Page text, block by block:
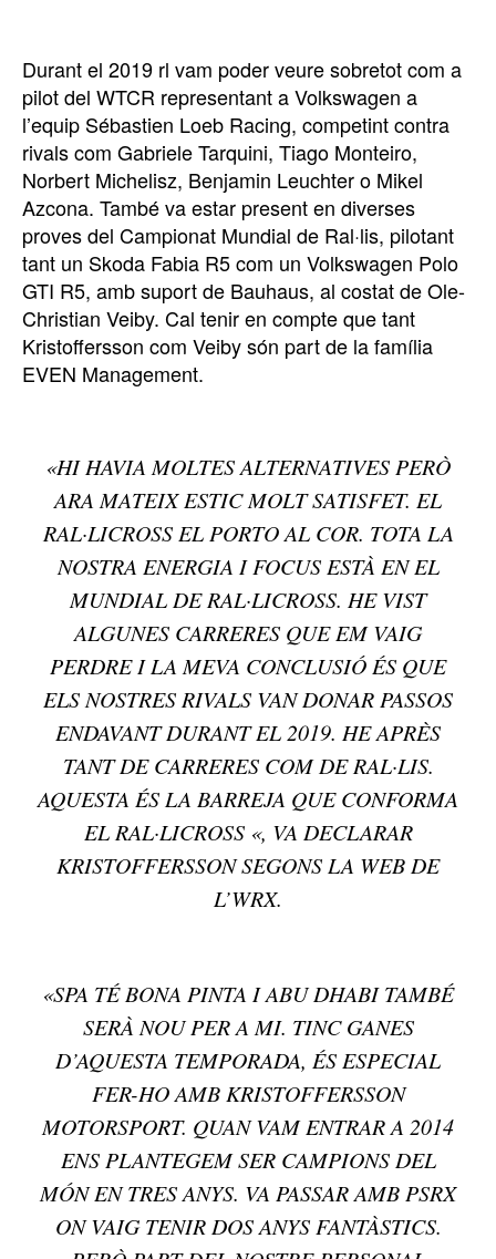
Durant el 2019 rl vam poder veure sobretot com a
pilot del WTCR representant a Volkswagen a
l’equip Sébastien Loeb Racing, competint contra
rivals com Gabriele Tarquini, Tiago Monteiro,
Norbert Michelisz, Benjamin Leuchter o Mikel
Azcona. També va estar present en diverses
proves del Campionat Mundial de Ral·lis, pilotant
tant un Skoda Fabia R5 com un Volkswagen Polo
GTI R5, amb suport de Bauhaus, al costat de Ole-
Christian Veiby. Cal tenir en compte que tant
Kristoffersson com Veiby són part de la família
EVEN Management.
«HI HAVIA MOLTES ALTERNATIVES PERÒ
ARA MATEIX ESTIC MOLT SATISFET. EL
RAL·LICROSS EL PORTO AL COR. TOTA LA
NOSTRA ENERGIA I FOCUS ESTÀ EN EL
MUNDIAL DE RAL·LICROSS. HE VIST
ALGUNES CARRERES QUE EM VAIG
PERDRE I LA MEVA CONCLUSIÓ ÉS QUE
ELS NOSTRES RIVALS VAN DONAR PASSOS
ENDAVANT DURANT EL 2019. HE APRÈS
TANT DE CARRERES COM DE RAL·LIS.
AQUESTA ÉS LA BARREJA QUE CONFORMA
EL RAL·LICROSS «, VA DECLARAR
KRISTOFFERSSON SEGONS LA WEB DE
L’WRX.
«SPA TÉ BONA PINTA I ABU DHABI TAMBÉ
SERÀ NOU PER A MI. TINC GANES
D’AQUESTA TEMPORADA, ÉS ESPECIAL
FER-HO AMB KRISTOFFERSSON
MOTORSPORT. QUAN VAM ENTRAR A 2014
ENS PLANTEGEM SER CAMPIONS DEL
MÓN EN TRES ANYS. VA PASSAR AMB PSRX
ON VAIG TENIR DOS ANYS FANTÀSTICS.